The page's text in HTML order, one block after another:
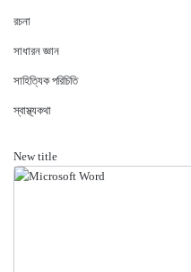
রচনা
সাধারন জ্ঞান
সাহিত্যিক পরিচিতি
স্বাস্থ্যকথা
New title